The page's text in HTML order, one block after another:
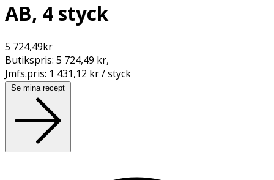
AB, 4 styck
5 724,49kr
Butikspris: 5 724,49 kr,
Jmfs.pris: 1 431,12 kr / styck
Se mina recept